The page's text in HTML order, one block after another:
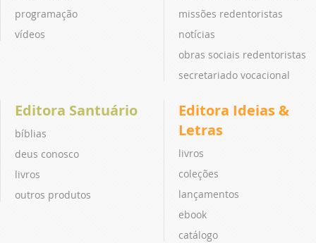
programação
vídeos
missões redentoristas
notícias
obras sociais redentoristas
secretariado vocacional
Editora Santuário
bíblias
deus conosco
livros
outros produtos
Editora Ideias &
Letras
livros
coleções
lançamentos
ebook
catálogo